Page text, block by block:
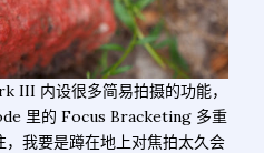
内设很多简易拍摄的功能，
里的 Focus Bracketing 多重
我要是蹲在地上对焦拍太久会